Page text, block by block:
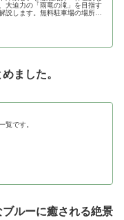
大迫力の「雨竜の滝」を目指す
説します。無料駐車場の場所や
ました。
覧です。
ブルーに癒される絶景